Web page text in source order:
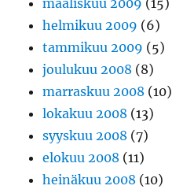
maaliskuu 2009 (15)
helmikuu 2009 (6)
tammikuu 2009 (5)
joulukuu 2008 (8)
marraskuu 2008 (10)
lokakuu 2008 (13)
syyskuu 2008 (7)
elokuu 2008 (11)
heinäkuu 2008 (10)